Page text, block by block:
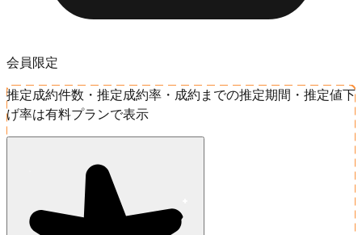
会員限定
推定成約件数・推定成約率・成約までの推定期間・推定値下
げ率は有料プランで表示